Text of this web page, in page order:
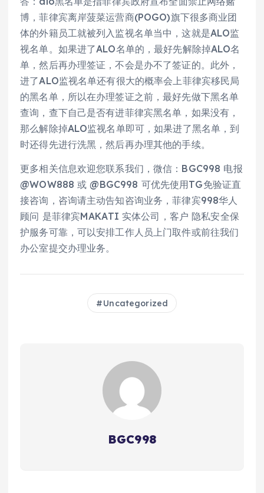
博，菲律宾离岸菠菜运营商(POGO)旗下很多商业团
体的外籍员工就被列入监视名单当中，这就是ALO监
视名单。如果进了ALO名单的，最好先解除掉ALO名
单，然后再办理签证，不会是办不了签证的。此外，
进了ALO监视名单还有很大的概率会上菲律宾移民局
的黑名单，所以在办理签证之前，最好先做下黑名单
查询，查下自己是否有进菲律宾黑名单，如果没有，
那么解除掉ALO监视名单即可，如果进了黑名单，到
时还得先进行洗黑，然后再办理其他的手续。
更多相关信息欢迎您联系我们，微信：BGC998 电报
@WOW888 或 @BGC998 可优先使用TG免验证直
接咨询，咨询请主动告知咨询业务，菲律宾998华人
顾问 是菲律宾MAKATI 实体公司，客户 隐私安全保
护服务可靠，可以安排工作人员上门取件或前往我们
办公室提交办理业务。
Uncategorized
BGC998